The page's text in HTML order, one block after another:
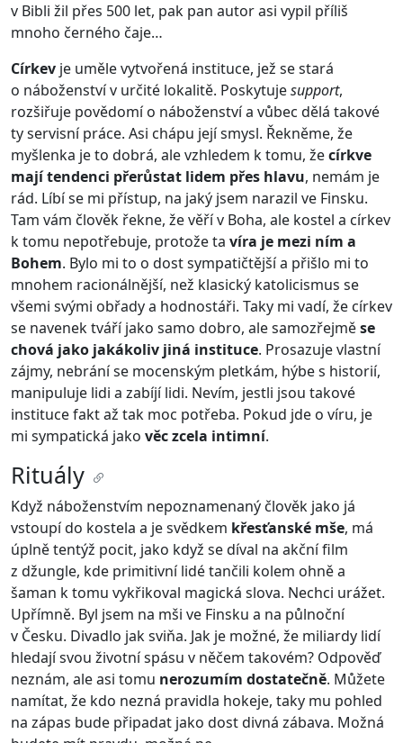
v Bibli žil přes 500 let, pak pan autor asi vypil příliš
mnoho černého čaje…
Církev je uměle vytvořená instituce, jež se stará
o náboženství v určité lokalitě. Poskytujesupport,
rozšiřuje povědomí o náboženství a vůbec dělá takové
ty servisní práce. Asi chápu její smysl. Řekněme, že
myšlenka je to dobrá, ale vzhledem k tomu, žecírkve
mají tendenci přerůstat lidem přes hlavu, nemám je
rád. Líbí se mi přístup, na jaký jsem narazil ve Finsku.
Tam vám člověk řekne, že věří v Boha, ale kostel a církev
k tomu nepotřebuje, protože ta víra je mezi ním a
Bohem. Bylo mi to o dost sympatičtější a přišlo mi to
mnohem racionálnější, než klasický katolicismus se
všemi svými obřady a hodnostáři. Taky mi vadí, že církev
se navenek tváří jako samo dobro, ale samozřejměse
chová jako jakákoliv jiná instituce. Prosazuje vlastní
zájmy, nebrání se mocenským pletkám, hýbe s historií,
manipuluje lidi a zabíjí lidi. Nevím, jestli jsou takové
instituce fakt až tak moc potřeba. Pokud jde o víru, je
mi sympatická jako věc zcela intimní.
Rituály
Když náboženstvím nepoznamenaný člověk jako já
vstoupí do kostela a je svědkem křesťanské mše, má
úplně tentýž pocit, jako když se díval na akční film
z džungle, kde primitivní lidé tančili kolem ohně a
šaman k tomu vykřikoval magická slova. Nechci urážet.
Upřímně. Byl jsem na mši ve Finsku a na půlnoční
v Česku. Divadlo jak sviňa. Jak je možné, že miliardy lidí
hledají svou životní spásu v něčem takovém? Odpověď
neznám, ale asi tomu nerozumím dostatečně. Můžete
namítat, že kdo nezná pravidla hokeje, taky mu pohled
na zápas bude připadat jako dost divná zábava. Možná